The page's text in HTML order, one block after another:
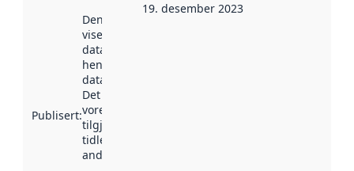
Publisert:
Denne datoen
viser når
datasettet vart
henta inn av
data.norge.no.
Det kan ha
vore
tilgjengeleg
tidlegare
andre stader.
19. desember 2023